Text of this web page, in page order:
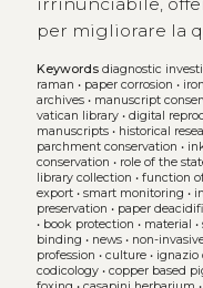
per migliorare la
Keywords diagnostic
raman • paper corrosion •
archives• manuscript
vatican library• digital
manuscripts• historical
parchment conservation •
conservation • role of the
library collection • function
export• smart monitoring •
preservation • paper
• book protection • material •
binding • news• non-
profession • culture• ignazio
codicology• copper based